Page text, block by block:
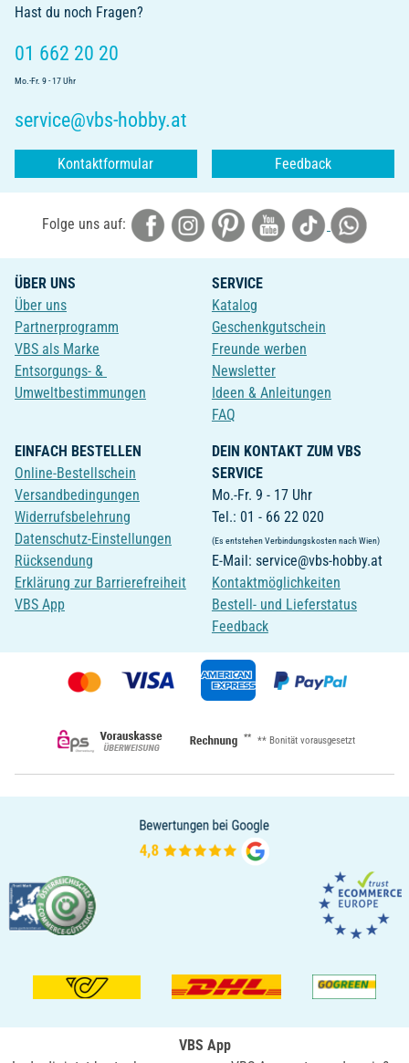
Hast du noch Fragen?
01 662 20 20
Mo.-Fr. 9 - 17 Uhr
service@vbs-hobby.at
Kontaktformular Feedback
Folge uns auf:
ÜBER UNS
Über uns
Partnerprogramm
VBS als Marke
Entsorgungs- &
Umweltbestimmungen
SERVICE
Katalog
Geschenkgutschein
Freunde werben
Newsletter
Ideen & Anleitungen
FAQ
EINFACH BESTELLEN
Online-Bestellschein
Versandbedingungen
Widerrufsbelehrung
Datenschutz-Einstellungen
Rücksendung
Erklärung zur Barrierefreiheit
VBS App
DEIN KONTAKT ZUM VBS
SERVICE
Mo.-Fr. 9 - 17 Uhr
Tel.: 01 - 66 22 020
(Es entstehen Verbindungskosten nach Wien)
E-Mail: service@vbs-hobby.at
Kontaktmöglichkeiten
Bestell- und Lieferstatus
Feedback
** ** Bonität vorausgesetzt
VBS App